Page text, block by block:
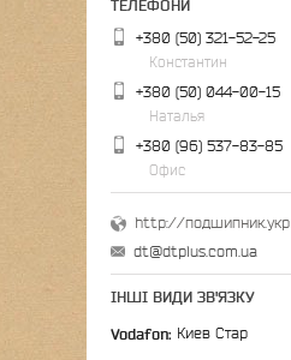
+380 (50) 321-52-25
Константин
+380 (50) 044-00-15
Наталья
+380 (96) 537-83-85
Офис
http://подшипник.укр
dt@dtplus.com.ua
ІНШІ ВИДИ ЗВ'ЯЗКУ
Vodafon Киев Стар